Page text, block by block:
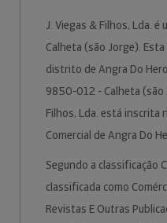
J. Viegas & Filhos, Lda. é
Calheta (são Jorge).
distrito de Angra Do
9850-012 - Calheta (são
Filhos, Lda. está inscrita
Comercial de Angra Do
Segundo a classificação
classificada como
Revistas E Outras